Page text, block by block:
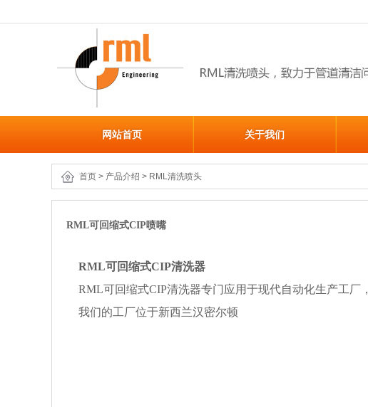
网站首页 关于我们
首页 > 产品介绍 > RML清洗喷头
RML可回缩式CIP喷嘴
RML可回缩式CIP清洗器
RML可回缩式CIP清洗器专门应用于现代自动化生产工
我们的工厂位于新西兰汉密尔顿